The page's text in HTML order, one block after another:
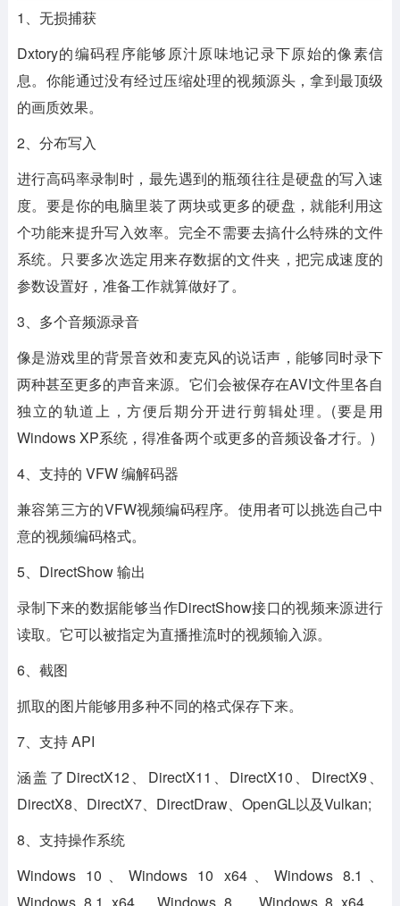
1、无损捕获
Dxtory的编码程序能够原汁原味地记录下原始的像素信
息。你能通过没有经过压缩处理的视频源头，拿到最顶级
的画质效果。
2、分布写入
进行高码率录制时，最先遇到的瓶颈往往是硬盘的写入速
度。要是你的电脑里装了两块或更多的硬盘，就能利用这
个功能来提升写入效率。完全不需要去搞什么特殊的文件
系统。只要多次选定用来存数据的文件夹，把完成速度的
参数设置好，准备工作就算做好了。
3、多个音频源录音
像是游戏里的背景音效和麦克风的说话声，能够同时录下
两种甚至更多的声音来源。它们会被保存在AVI文件里各自
独立的轨道上，方便后期分开进行剪辑处理。(要是用
Windows XP系统，得准备两个或更多的音频设备才行。)
4、支持的 VFW 编解码器
兼容第三方的VFW视频编码程序。使用者可以挑选自己中
意的视频编码格式。
5、DirectShow 输出
录制下来的数据能够当作DirectShow接口的视频来源进行
读取。它可以被指定为直播推流时的视频输入源。
6、截图
抓取的图片能够用多种不同的格式保存下来。
7、支持 API
涵盖了DirectX12、DirectX11、DirectX10、DirectX9、
DirectX8、DirectX7、DirectDraw、OpenGL以及Vulkan;
8、支持操作系统
Windows 10、Windows 10 x64、Windows 8.1、